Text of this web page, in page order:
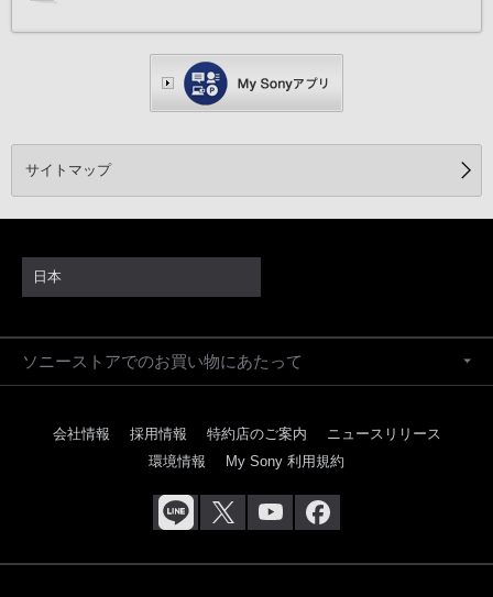
サイトマップ
日本
ソニーストアでのお買い物にあたって
会社情報 採用情報 特約店のご案内
ニュースリリース
環境情報
My Sony 利用規約